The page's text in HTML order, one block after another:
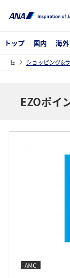
トップ 国内 海外
ショッピング&
EZOポイ
AMC